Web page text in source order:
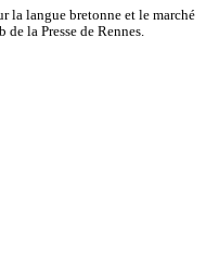
la langue bretonne et le marché
la Presse de Rennes.